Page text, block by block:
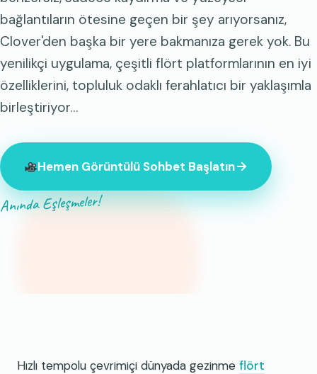
bağlantıların ötesine geçen bir şey arıyorsanız,
Clover'den başka bir yere bakmanıza gerek yok. Bu
yenilikçi uygulama, çeşitli flört platformlarının en iyi
özelliklerini, topluluk odaklı ferahlatıcı bir yaklaşımla
birleştiriyor…
Hemen Görüntülü Sohbet Başlatın
Anında Eşleşmeler!
Hızlı tempolu çevrimiçi dünyada gezinme flört